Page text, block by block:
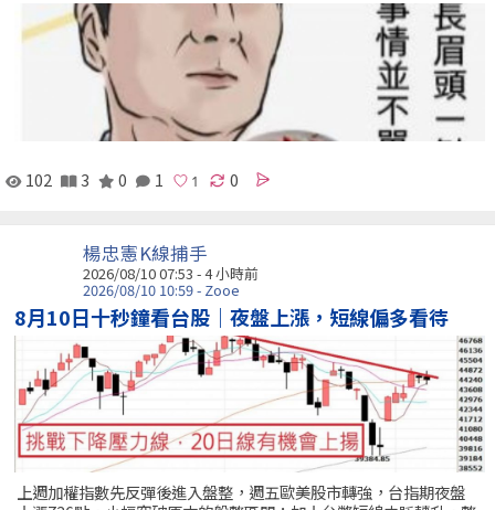
102 3 0 1 0
楊忠憲K線捕手
2026/08/10 07:53 -4 小時前
2026/08/10 10:59 - Zooe
8月10日十秒鐘看台股｜夜盤上漲，短線偏多看待
上週加權指數先反彈後進入盤整，週五歐美股市轉強，台指期夜盤